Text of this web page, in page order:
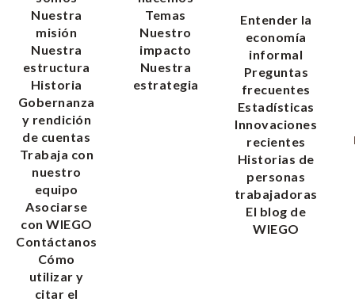
Nuestra
misión
Nuestra
estructura
Historia
Gobernanza
y rendición
de cuentas
Trabaja con
nuestro
equipo
Asociarse
con WIEGO
Contáctanos
Cómo
utilizar y
citar el
Temas
Nuestro
impacto
Nuestra
estrategia
Entender la
economía
informal
Preguntas
frecuentes
Estadísticas
Innovaciones
recientes
Historias de
personas
trabajadoras
El blog de
WIEGO